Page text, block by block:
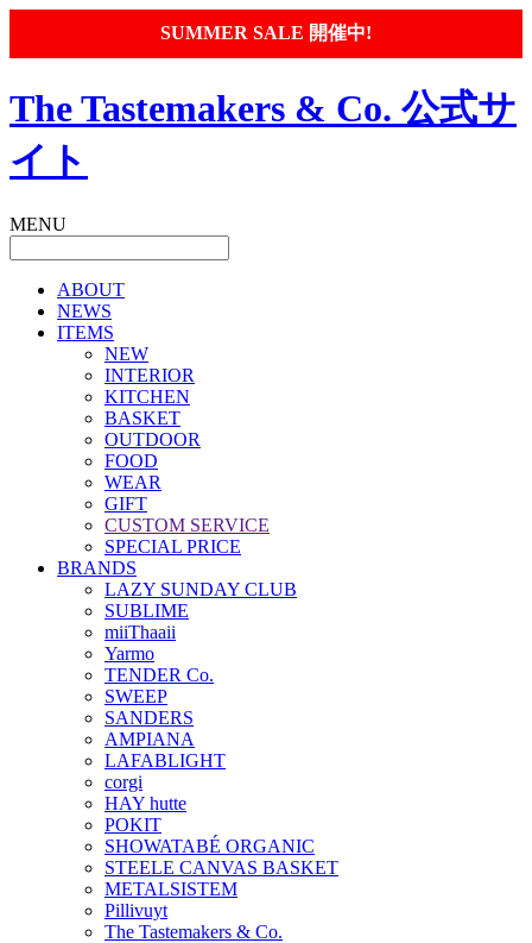
SUMMER SALE 開催中!
The Tastemakers & Co. 公式サ
イト
MENU
ABOUT
NEWS
ITEMS
NEW
INTERIOR
KITCHEN
BASKET
OUTDOOR
FOOD
WEAR
GIFT
CUSTOM SERVICE
SPECIAL PRICE
BRANDS
LAZY SUNDAY CLUB
SUBLIME
miiThaaii
Yarmo
TENDER Co.
SWEEP
SANDERS
AMPIANA
LAFABLIGHT
corgi
HAY hutte
POKIT
SHOWATABÉ ORGANIC
STEELE CANVAS BASKET
METALSISTEM
Pillivuyt
The Tastemakers & Co.